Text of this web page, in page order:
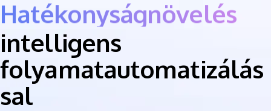
Hatékonyságnövelés
intelligens
folyamatautomatizálás
sal